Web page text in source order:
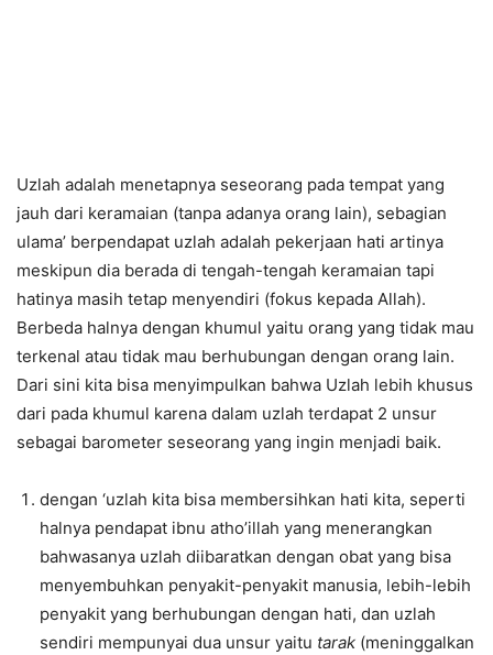
Uzlah adalah menetapnya seseorang pada tempat yang
jauh dari keramaian (tanpa adanya orang lain), sebagian
ulama’ berpendapat uzlah adalah pekerjaan hati artinya
meskipun dia berada di tengah-tengah keramaian tapi
hatinya masih tetap menyendiri (fokus kepada Allah).
Berbeda halnya dengan khumul yaitu orang yang tidak mau
terkenal atau tidak mau berhubungan dengan orang lain.
Dari sini kita bisa menyimpulkan bahwa Uzlah lebih khusus
dari pada khumul karena dalam uzlah terdapat 2 unsur
sebagai barometer seseorang yang ingin menjadi baik.
dengan ‘uzlah kita bisa membersihkan hati kita, seperti
halnya pendapat ibnu atho’illah yang menerangkan
bahwasanya uzlah diibaratkan dengan obat yang bisa
menyembuhkan penyakit-penyakit manusia, lebih-lebih
penyakit yang berhubungan dengan hati, dan uzlah
sendiri mempunyai dua unsur yaitu tarak (meninggalkan